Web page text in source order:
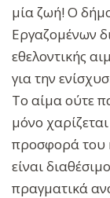
μία ζωή! Ο
Εργαζομένων
εθελοντικής
για την
Το αίμα ούτε
μόνο
προσφορά του
είναι
πραγματικά